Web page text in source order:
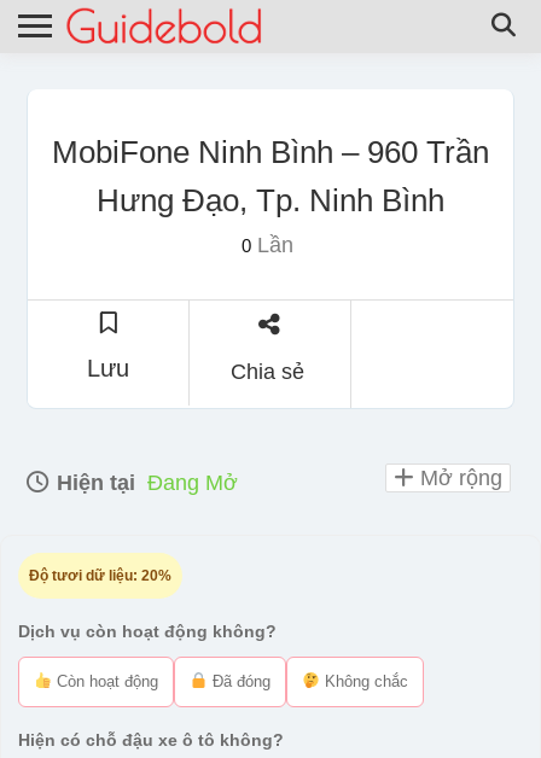
MobiFone Ninh Bình – 960 Trần
Hưng Đạo, Tp. Ninh Bình
0Lần
Lưu Chia sẻ
Hiện tại Đang Mở
Độ tươi dữ liệu: 20%
Dịch vụ còn hoạt động không?
Còn hoạt động Đã đóng Không chắc
Hiện có chỗ đậu xe ô tô không?
Mở rộng